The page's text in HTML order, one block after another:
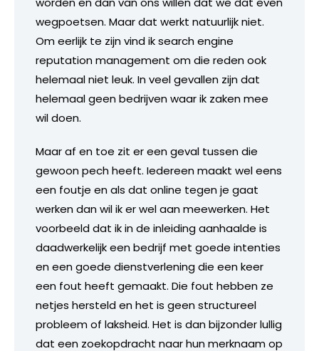
wegpoetsen. Maar dat werkt natuurlijk niet.
Om eerlijk te zijn vind ik search engine
reputation management om die reden ook
helemaal niet leuk. In veel gevallen zijn dat
helemaal geen bedrijven waar ik zaken mee
wil doen.
Maar af en toe zit er een geval tussen die
gewoon pech heeft. Iedereen maakt wel eens
een foutje en als dat online tegen je gaat
werken dan wil ik er wel aan meewerken. Het
voorbeeld dat ik in de inleiding aanhaalde is
daadwerkelijk een bedrijf met goede intenties
en een goede dienstverlening die een keer
een fout heeft gemaakt. Die fout hebben ze
netjes hersteld en het is geen structureel
probleem of laksheid. Het is dan bijzonder lullig
dat een zoekopdracht naar hun merknaam op